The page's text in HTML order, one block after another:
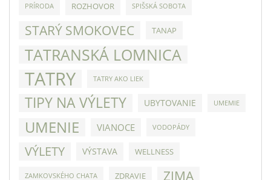
PRÍRODA ROZHOVOR SPIŠSKÁ SOBOTA
STARÝ SMOKOVEC TANAP
TATRANSKÁ LOMNICA
TATRY TATRY AKO LIEK
TIPY NA VÝLETY UBYTOVANIE UMEMIE
UMENIE VIANOCE VODOPÁDY
VÝLETY VÝSTAVA WELLNESS
ZAMKOVSKÉHO CHATA ZDRAVIE ZIMA